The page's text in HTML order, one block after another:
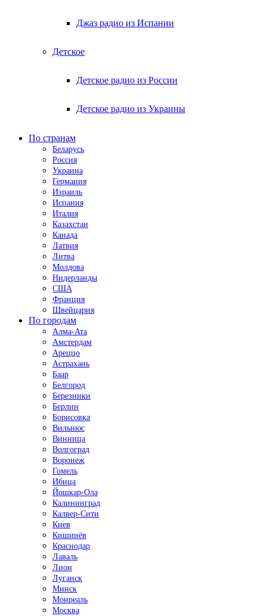
Джаз радио из Испании
Детское
Детское радио из России
Детское радио из Украины
По странам
Беларусь
Россия
Украина
Германия
Израиль
Испания
Италия
Казахстан
Канада
Латвия
Литва
Молдова
Нидерланды
США
Франция
Швейцария
По городам
Алма-Ата
Амстердам
Ареццо
Астрахань
Баар
Белгород
Березники
Берлин
Борисовка
Вильнюс
Винница
Волгоград
Воронеж
Гомель
Ибица
Йошкар-Ола
Калининград
Калвер-Сити
Киев
Кишинёв
Краснодар
Лаваль
Лион
Луганск
Минск
Монреаль
Москва